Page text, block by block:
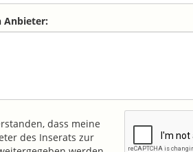
Anbieter:
dass meine
des Inserats zur